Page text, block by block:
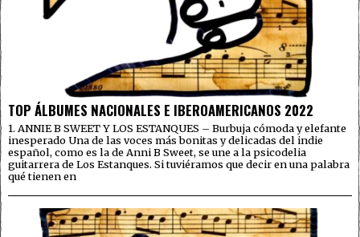
TOP ÁLBUMES NACIONALES E IBEROAMERICANOS 2022
1. ANNIE B SWEET Y LOS ESTANQUES – Burbuja cómoda y elefante
inesperado Una de las voces más bonitas y delicadas del indie
español, como es la de Anni B Sweet, se une a la psicodelia
guitarrera de Los Estanques. Si tuviéramos que decir en una palabra
qué tienen en